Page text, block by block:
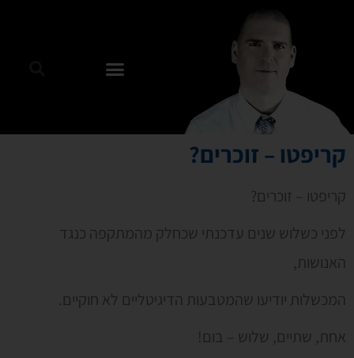
קריפטו – זוכרים?
קריפטו – זוכרים?
לפני כשלוש שנים עדכנתי שכחלק מהמתקפה כנגד
האנושות,
המכשלות יודיעו שהמטבעות הדיגיטליים לא חוקיים.
אחת, שתיים, שלוש – בום!